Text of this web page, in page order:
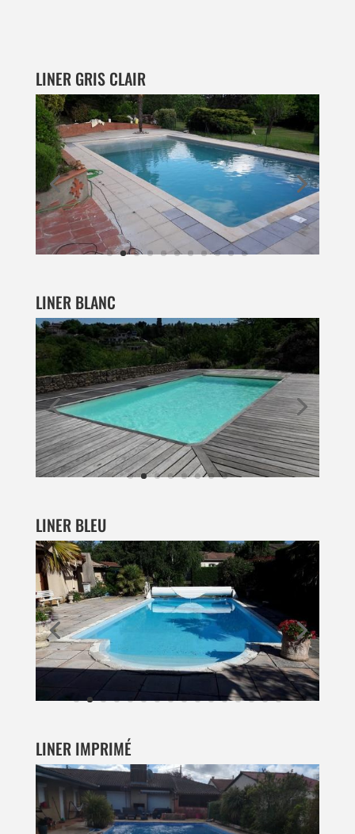
LINER GRIS CLAIR
LINER BLANC
LINER BLEU
LINER IMPRIMÉ